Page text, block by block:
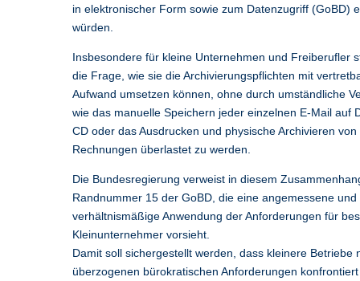
in elektronischer Form sowie zum Datenzugriff (GoBD)
würden.
Insbesondere für kleine Unternehmen und Freiberufler
die Frage, wie sie die Archivierungspflichten mit
Aufwand umsetzen können, ohne durch umständliche
wie das manuelle Speichern jeder einzelnen E-Mail auf
CD oder das Ausdrucken und physische Archivieren von
Rechnungen überlastet zu werden.
Die Bundesregierung verweist in diesem
Randnummer 15 der GoBD, die eine angemessene und
verhältnismäßige Anwendung der Anforderungen für
Kleinunternehmer vorsieht.
Damit soll sichergestellt werden, dass kleinere Betriebe
überzogenen bürokratischen Anforderungen